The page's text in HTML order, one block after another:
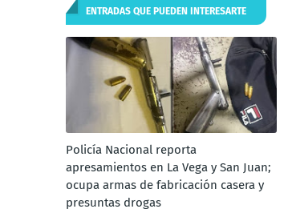
ENTRADAS QUE PUEDEN INTERESARTE
Policía Nacional reporta
apresamientos en La Vega y San Juan;
ocupa armas de fabricación casera y
presuntas drogas